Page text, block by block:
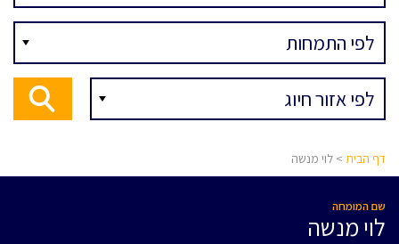
דף הבית > לוי מנשה
שם המומחה
לוי מנשה